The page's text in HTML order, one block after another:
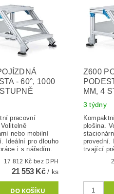
- 60°, 1000
pracovní
nebo mobilní
Ideální pro dlouho
i s nářadím.
17 812 Kč bez DPH
21 553 Kč/ ks
Z600
MM, 4
3 týdny
plošina.
provední.
trvající